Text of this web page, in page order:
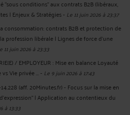
conditions” aux contrats B2B (libéraux,
| Enjeux & Stratégies- Le 11 juin 2026 à 23:37
consommation: contrats B2B et protection de
profession libérale | Lignes de force d’une
11 juin 2026 à 23:33
/ EMPLOYEUR : Mise en balance Loyauté
Vie privée ...- Le 9 juin 2026 à 17:43
(aff. 20Minutes.fr) - Focus sur la mise en
| Application au contentieux du
à 13:33